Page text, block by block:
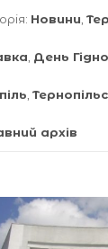
Новини
День
архів